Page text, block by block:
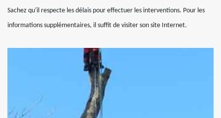
Sachez qu'il respecte les délais pour effectuer les interventions. Pour les
informations supplémentaires, il suffit de visiter son site Internet.